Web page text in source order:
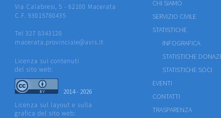
Via Calabresi, 5 - 62100 Macerata
C.F. 93015780435
Tel 327 8343128
macerata.provinciale@avis.it
Licenza sui contenuti
del sito web:
2014 - 2026
Licenza sul layout e sulla
grafica del sito web:
CHI SIAMO
SERVIZIO CIVILE
STATISTICHE
INFOGRAFICA
STATISTICHE
STATISTICHE SOCI
EVENTI
CONTATTI
TRASPARENZA